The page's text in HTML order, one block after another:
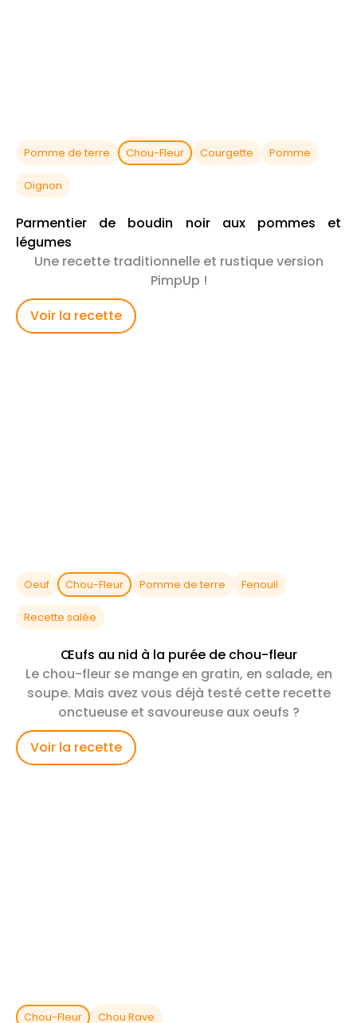
Pomme de terre Chou-Fleur Courgette Pomme
Oignon
Parmentier de boudin noir aux pommes et
légumes
Une recette traditionnelle et rustique version
PimpUp !
Voir la recette
Oeuf Chou-Fleur Pomme de terre Fenouil
Recette salée
Œufs au nid à la purée de chou-fleur
Le chou-fleur se mange en gratin, en salade, en
soupe. Mais avez vous déjà testé cette recette
onctueuse et savoureuse aux oeufs ?
Voir la recette
Chou-Fleur Chou Rave